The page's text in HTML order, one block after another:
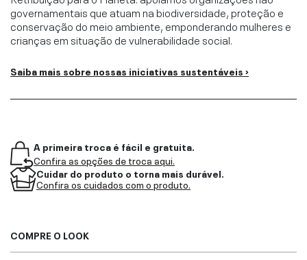
governamentais que atuam na biodiversidade, proteção e
conservação do meio ambiente, emponderando mulheres e
crianças em situação de vulnerabilidade social.
Saiba mais sobre nossas iniciativas sustentáveis ›
A primeira troca é fácil e gratuita.
Confira as opções de troca aqui.
Cuidar do produto o torna mais durável.
Confira os cuidados com o produto.
COMPRE O LOOK